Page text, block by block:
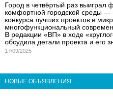
Город в четвёртый раз выиграл
комфортной городской среды —
конкурса лучших проектов в
многофункциональный
В редакции «ВП» в ходе
обсудила детали проекта и его
17/09/2025
НОВЫЕ ОБЪЯВЛЕНИЯ